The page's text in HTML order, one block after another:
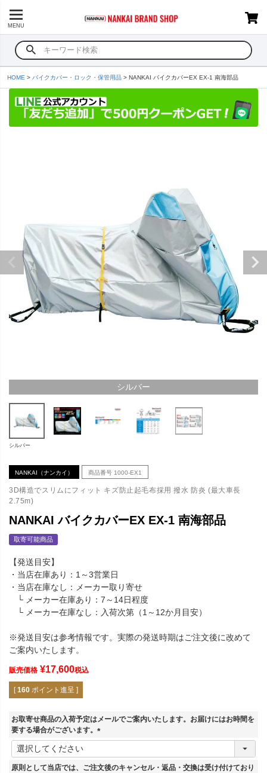
MENU
HOME バイクカバー・ロック・保管用品 NANKAI バイクカバーEX EX-1 南海部品
シルバー
シルバー
NANKAI（ナンカイ） 商品番号 1000-EX1
3D構造でスリムにフィット キズ防止起毛布採用 撥水 防炎 (最大車長
2.75m)
NANKAI バイクカバーEX EX-1 南海部品
取寄可能商品
【発送目安】
・当店在庫あり：1～3営業日
・当店在庫なし：メーカー取り寄せ
└ メーカー在庫あり：7～14日程度
└ メーカー在庫なし：入荷次第（1～12か月目安）
※発送目安は参考情報です。実際の発送時期はご注文後に改めて
ご案内いたします。
販売価格 ¥17,600税込
[ 160 ポイント進呈 ]
お取寄せ商品の入荷予定はメールでご案内いたします。お届けにはお時間を
要する場合がございます。
(
須
原則として当店では、ご注文後のキャンセル・返品・交換は受け付けており